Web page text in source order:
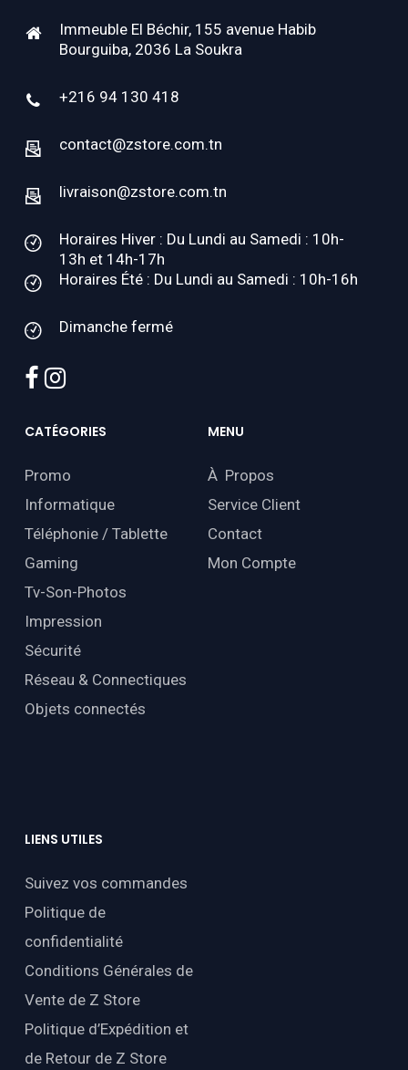
Immeuble El Béchir, 155 avenue Habib
Bourguiba, 2036 La Soukra
+216 94 130 418
contact@zstore.com.tn
livraison@zstore.com.tn
Horaires Hiver : Du Lundi au Samedi : 10h-
13h et 14h-17h
Horaires Été : Du Lundi au Samedi : 10h-16h
Dimanche fermé
facebook
instagram
CATÉGORIES
Promo
Informatique
Téléphonie / Tablette
Gaming
Tv-Son-Photos
Impression
Sécurité
Réseau & Connectiques
Objets connectés
MENU
À Propos
Service Client
Contact
Mon Compte
LIENS UTILES
Suivez vos commandes
Politique de
confidentialité
Conditions Générales de
Vente de Z Store
Politique d’Expédition et
de Retour de Z Store